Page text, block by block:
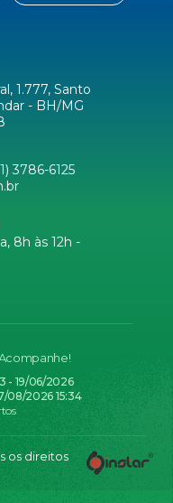
1.777, Santo
- BH/MG
3786-6125
8h às 12h -
- 19/06/2026
08/2026 15:34
os direitos